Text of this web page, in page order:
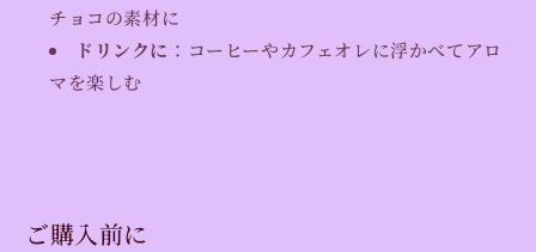
チョコの素材に
ドリンクに ：コーヒーやカフェオレに浮かべてアロ
マを楽しむ
ご購入前に